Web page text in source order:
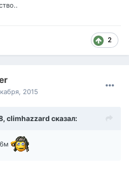
2
2015
climhazzard сказал: